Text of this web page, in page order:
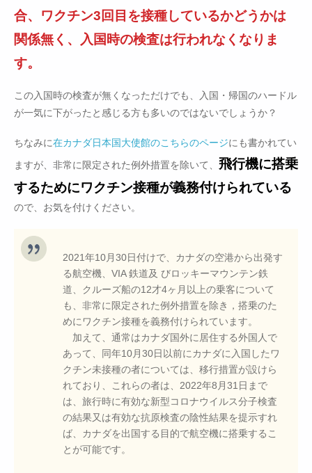
合、ワクチン3回目を接種しているかどうかは
関係無く、入国時の検査は行われなくなりま
す。
この入国時の検査が無くなっただけでも、入国・帰国のハードル
が一気に下がったと感じる方も多いのではないでしょうか？
ちなみに在カナダ日本国大使館のこちらのページにも書かれてい
ますが、非常に限定された例外措置を除いて、 飛行機に搭乗
するためにワクチン接種が義務付けられている
ので、お気を付けください。
2021年10月30日付けで、カナダの空港から出発す
る航空機、VIA 鉄道及 びロッキーマウンテン鉄
道、クルーズ船の12才4ヶ月以上の乗客について
も、非常に限定された例外措置を除き，搭乗のた
めにワクチン接種を義務付けられています。
加えて、通常はカナダ国外に居住する外国人で
あって、同年10月30日以前にカナダに入国したワ
クチン未接種の者については、移行措置が設けら
れており、これらの者は、2022年8月31日まで
は、旅行時に有効な新型コロナウイルス分子検査
の結果又は有効な抗原検査の陰性結果を提示すれ
ば、カナダを出国する目的で航空機に搭乗するこ
とが可能です。